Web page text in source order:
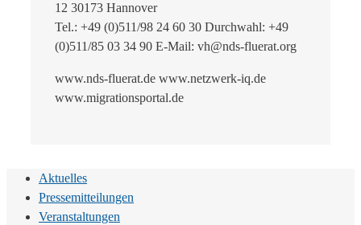
12 30173 Hannover
Tel.: +49 (0)511/98 24 60 30 Durchwahl: +49
(0)511/85 03 34 90 E-Mail: vh@nds-fluerat.org
www.nds-fluerat.de www.netzwerk-iq.de
www.migrationsportal.de
Aktuelles
Pressemitteilungen
Veranstaltungen